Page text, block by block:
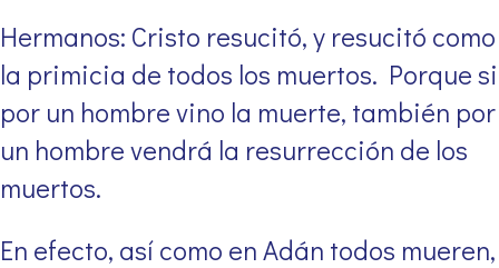
Hermanos: Cristo resucitó, y resucitó como
la primicia de todos los muertos. Porque si
por un hombre vino la muerte, también por
un hombre vendrá la resurrección de los
muertos.
En efecto, así como en Adán todos mueren,